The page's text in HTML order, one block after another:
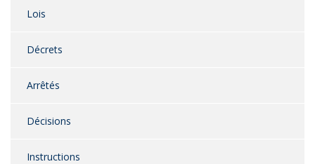
Lois
Décrets
Arrêtés
Décisions
Instructions